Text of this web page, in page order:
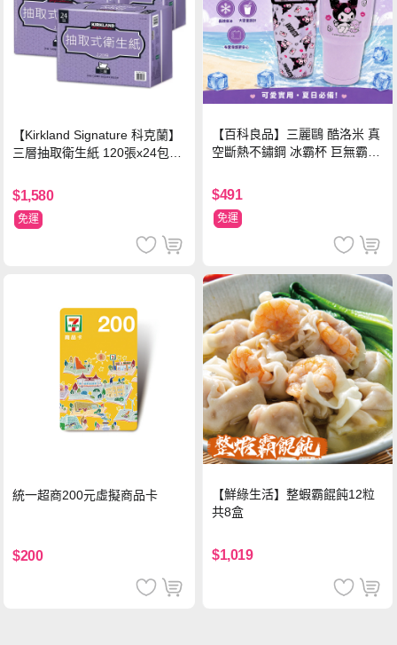
【Kirkland Signature 科克蘭】
三層抽取衛生紙 120張x24包x3
$1,580
免運
【百科良品】三麗鷗 酷洛米 真
空斷熱不鏽鋼 冰霸杯 巨無霸鋼
ml-信封款(贈手提杯套)
$491
免運
統一超商200元虛擬商品卡
$200
【鮮綠生活】整蝦霸餛飩12粒
共8盒
$1,019